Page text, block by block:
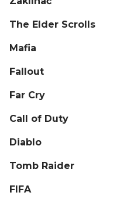
The Elder Scrolls
Mafia
Fallout
Far Cry
Call of Duty
Diablo
Tomb Raider
FIFA